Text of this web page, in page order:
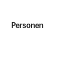
Personen